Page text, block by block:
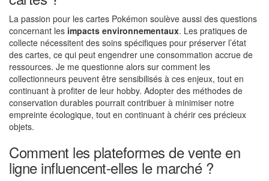
La passion pour les cartes Pokémon soulève aussi des questions
concernant les impacts environnementaux. Les pratiques de
collecte nécessitent des soins spécifiques pour préserver l’état
des cartes, ce qui peut engendrer une consommation accrue de
ressources. Je me questionne alors sur comment les
collectionneurs peuvent être sensibilisés à ces enjeux, tout en
continuant à profiter de leur hobby. Adopter des méthodes de
conservation durables pourrait contribuer à minimiser notre
empreinte écologique, tout en continuant à chérir ces précieux
objets.
Comment les plateformes de vente en
ligne influencent-elles le marché ?